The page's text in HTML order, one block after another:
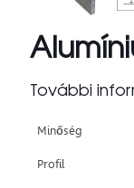
További
Minőség
Profil